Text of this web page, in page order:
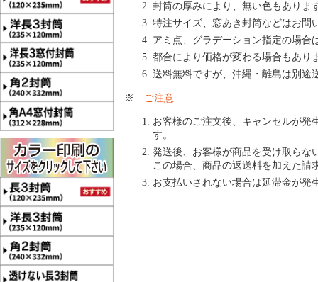
封筒の厚みにより、無い色もありま
特注サイズ、窓あき封筒などはお問
アミ点、グラデーション指定の場合
都合により価格が変わる場合もあり
送料無料ですが、沖縄・離島は別途
※ ご注意
お客様のご注文後、キャンセルが発
す。
発送後、お客様が商品を受け取らな
この場合、商品の返送料を加えた請
お支払いされない場合は延滞金が発